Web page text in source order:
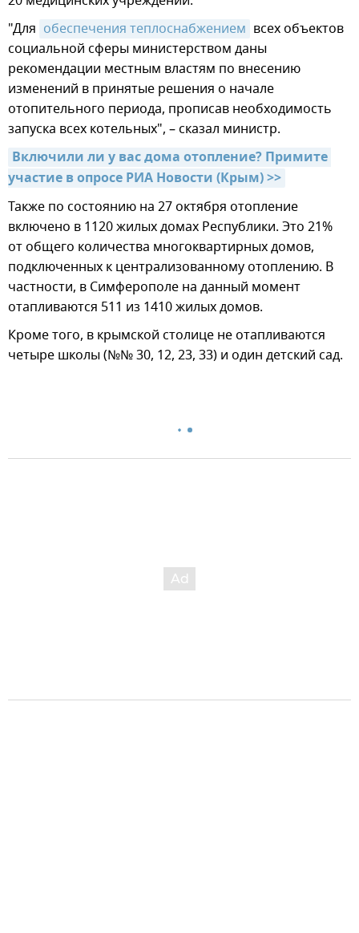
"Для обеспечения теплоснабжением всех объектов
социальной сферы министерством даны
рекомендации местным властям по внесению
изменений в принятые решения о начале
отопительного периода, прописав необходимость
запуска всех котельных", – сказал министр.
Включили ли у вас дома отопление? Примите
участие в опросе РИА Новости (Крым) >>
Также по состоянию на 27 октября отопление
включено в 1120 жилых домах Республики. Это 21%
от общего количества многоквартирных домов,
подключенных к централизованному отоплению. В
частности, в Симферополе на данный момент
отапливаются 511 из 1410 жилых домов.
Кроме того, в крымской столице не отапливаются
четыре школы (№№ 30, 12, 23, 33) и один детский сад.